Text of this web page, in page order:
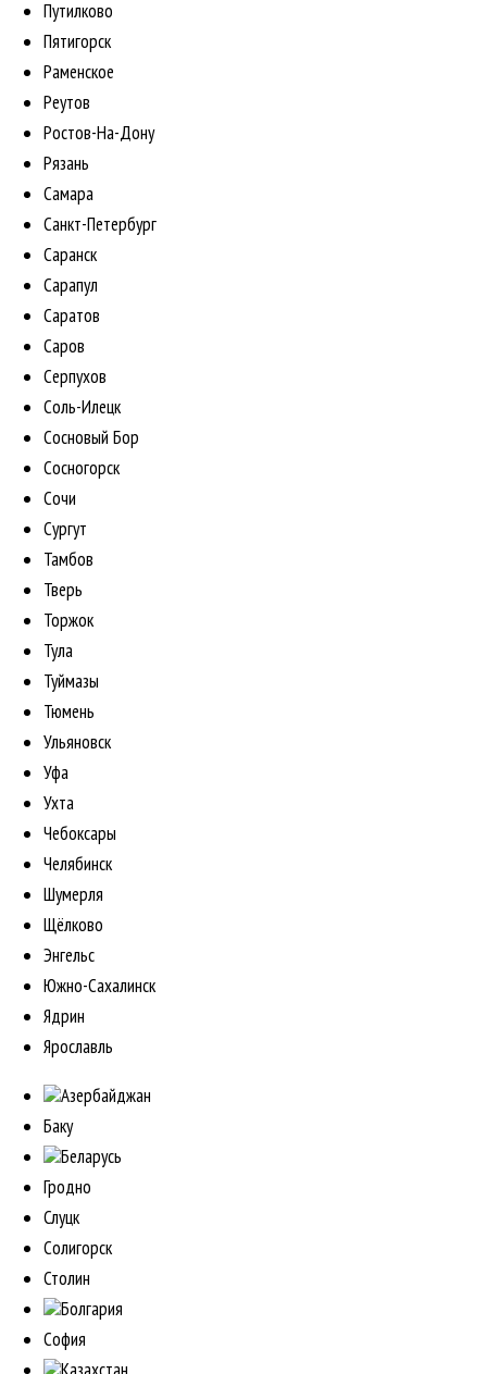
Путилково
Пятигорск
Раменское
Реутов
Ростов-На-Дону
Рязань
Самара
Санкт-Петербург
Саранск
Сарапул
Саратов
Саров
Серпухов
Соль-Илецк
Сосновый Бор
Сосногорск
Сочи
Сургут
Тамбов
Тверь
Торжок
Тула
Туймазы
Тюмень
Ульяновск
Уфа
Ухта
Чебоксары
Челябинск
Шумерля
Щёлково
Энгельс
Южно-Сахалинск
Ядрин
Ярославль
Азербайджан
Баку
Беларусь
Гродно
Слуцк
Солигорск
Столин
Болгария
София